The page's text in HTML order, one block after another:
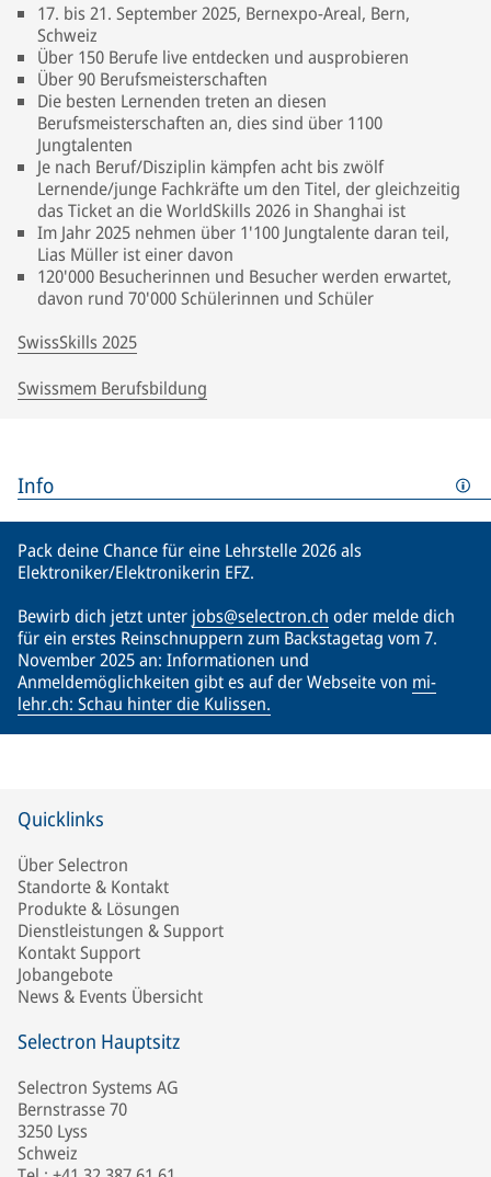
17. bis 21. September 2025, Bernexpo-Areal, Bern,
Schweiz
Über 150 Berufe live entdecken und ausprobieren
Über 90 Berufsmeisterschaften
Die besten Lernenden treten an diesen
Berufsmeisterschaften an, dies sind über 1100
Jungtalenten
Je nach Beruf/Disziplin kämpfen acht bis zwölf
Lernende/junge Fachkräfte um den Titel, der gleichzeitig
das Ticket an die WorldSkills 2026 in Shanghai ist
Im Jahr 2025 nehmen über 1'100 Jungtalente daran teil,
Lias Müller ist einer davon
120'000 Besucherinnen und Besucher werden erwartet,
davon rund 70'000 Schülerinnen und Schüler
SwissSkills 2025
Swissmem Berufsbildung
Info
Pack deine Chance für eine Lehrstelle 2026 als
Elektroniker/Elektronikerin EFZ.
Bewirb dich jetzt unter jobs@selectron.ch oder melde dich
für ein erstes Reinschnuppern zum Backstagetag vom 7.
November 2025 an: Informationen und
Anmeldemöglichkeiten gibt es auf der Webseite von mi-
lehr.ch: Schau hinter die Kulissen.
Quicklinks
Über Selectron
Standorte & Kontakt
Produkte & Lösungen
Dienstleistungen & Support
Kontakt Support
Jobangebote
News & Events Übersicht
Selectron Hauptsitz
Selectron Systems AG
Bernstrasse 70
3250 Lyss
Schweiz